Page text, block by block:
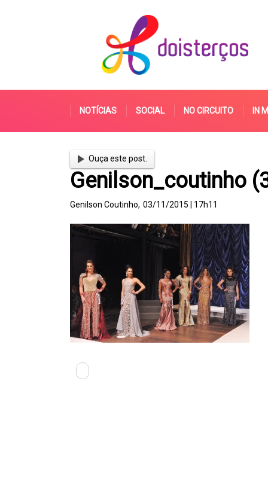
NOTÍCIAS SOCIAL NO CIRCUITO IN
Ouça este post.
Genilson_coutinho
Genilson Coutinho, 03/11/2015 | 17h11